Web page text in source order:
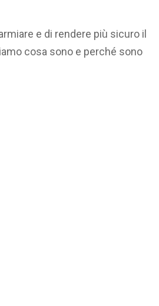
e di rendere più sicuro il
cosa sono e perché sono